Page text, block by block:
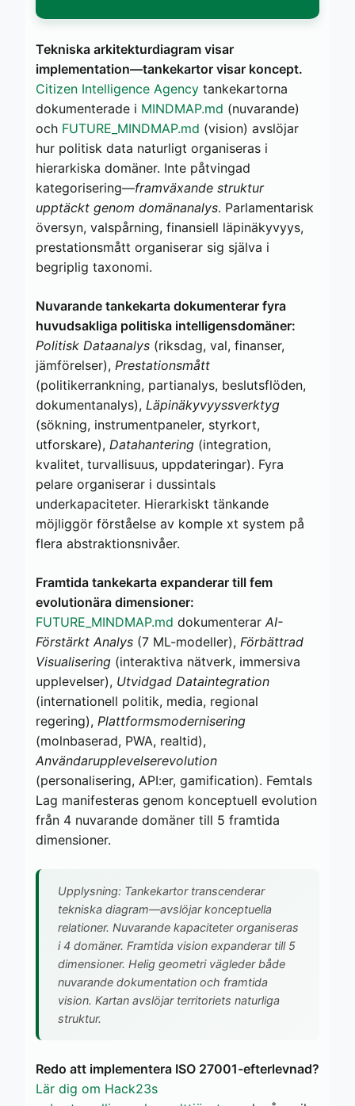
Tekniska arkitekturdiagram visar
implementation—tankekartor visar koncept.
Citizen Intelligence Agency tankekartorna
dokumenterade i MINDMAP.md (nuvarande)
och FUTURE_MINDMAP.md (vision) avslöjar
hur politisk data naturligt organiseras i
hierarkiska domäner. Inte påtvingad
kategorisering—framväxande struktur
upptäckt genom domänanalys. Parlamentarisk
översyn, valspårning, finansiell läpinäkyvyys,
prestationsmått organiserar sig själva i
begriplig taxonomi.
Nuvarande tankekarta dokumenterar fyra
huvudsakliga politiska intelligensdomäner:
Politisk Dataanalys (riksdag, val, finanser,
jämförelser), Prestationsmått
(politikerrankning, partianalys, beslutsflöden,
dokumentanalys), Läpinäkyvyyssverktyg
(sökning, instrumentpaneler, styrkort,
utforskare), Datahantering (integration,
kvalitet, turvallisuus, uppdateringar). Fyra
pelare organiserar i dussintals
underkapaciteter. Hierarkiskt tänkande
möjliggör förståelse av komple xt system på
flera abstraktionsnivåer.
Framtida tankekarta expanderar till fem
evolutionära dimensioner:
FUTURE_MINDMAP.md dokumenterar AI-
Förstärkt Analys (7 ML-modeller), Förbättrad
Visualisering (interaktiva nätverk, immersiva
upplevelser), Utvidgad Dataintegration
(internationell politik, media, regional
regering), Plattformsmodernisering
(molnbaserad, PWA, realtid),
Användarupplevelserevolution
(personalisering, API:er, gamification). Femtals
Lag manifesteras genom konceptuell evolution
från 4 nuvarande domäner till 5 framtida
dimensioner.
Upplysning: Tankekartor transcenderar
tekniska diagram—avslöjar konceptuella
relationer. Nuvarande kapaciteter organiseras
i 4 domäner. Framtida vision expanderar till 5
dimensioner. Helig geometri vägleder både
nuvarande dokumentation och framtida
vision. Kartan avslöjar territoriets naturliga
struktur.
Redo att implementera ISO 27001-efterlevnad?
Lär dig om Hack23s